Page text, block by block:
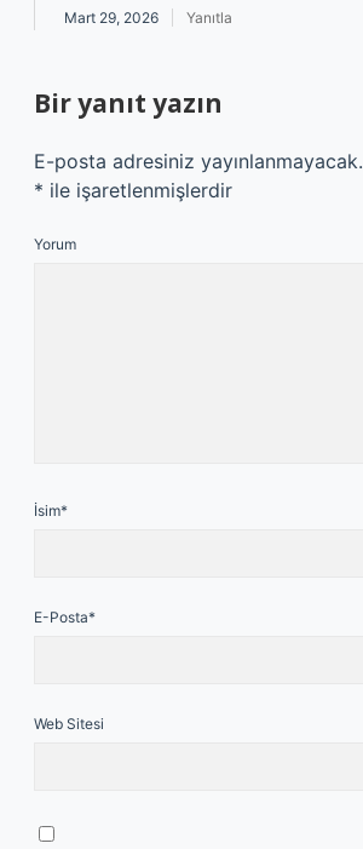
Mart 29, 2026 Yanıtla
Bir yanıt yazın
E-posta adresiniz yayınlanmayacak.
* ile işaretlenmişlerdir
Yorum
İsim*
E-Posta*
Web Sitesi